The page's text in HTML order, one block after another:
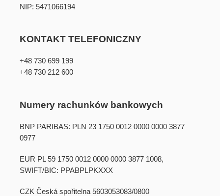
NIP: 5471066194
KONTAKT TELEFONICZNY
+48 730 699 199
+48 730 212 600
Numery rachunków bankowych
BNP PARIBAS: PLN 23 1750 0012 0000 0000 3877
0977
EUR PL 59 1750 0012 0000 0000 3877 1008,
SWIFT/BIC: PPABPLPKXXX
CZK Česká spořitelna 5603053083/0800